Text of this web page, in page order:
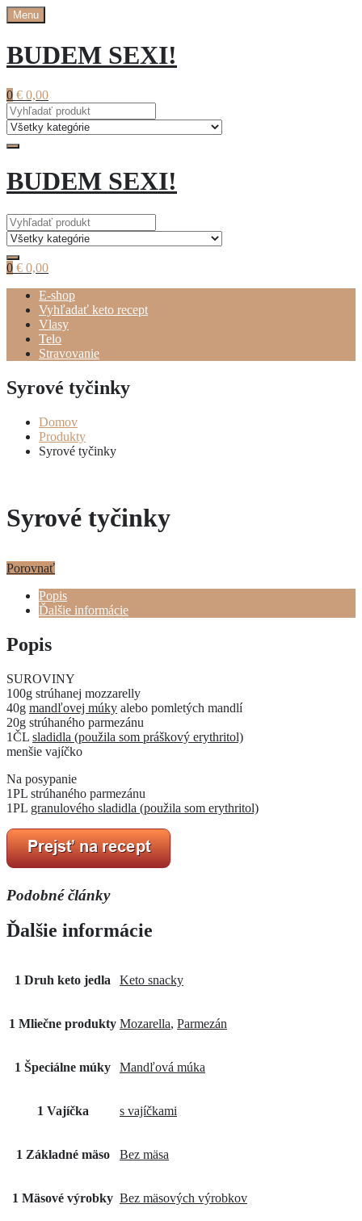
Prejsť
na
Menu
BUDEM SEXI!
0 € 0,00
BUDEM SEXI!
0 € 0,00
E-shop
Vyhľadať keto recept
Vlasy
Telo
Stravovanie
Syrové tyčinky
Domov
Produkty
Syrové tyčinky
Syrové tyčinky
Porovnať
Popis
Ďalšie informácie
Popis
SUROVINY
100g strúhanej mozzarelly
40g mandľovej múky alebo pomletých mandlí
20g strúhaného parmezánu
1ČL sladidla (použila som práškový erythritol)
menšie vajíčko
Na posypanie
1PL strúhaného parmezánu
1PL granulového sladidla (použila som erythritol)
Podobné články
Ďalšie informácie
1 Druh keto jedla Keto snacky
1 Mliečne produkty Mozarella, Parmezán
1 Špeciálne múky Mandľová múka
1 Vajíčka s vajíčkami
1 Základné mäso Bez mäsa
1 Mäsové výrobky Bez mäsových výrobkov